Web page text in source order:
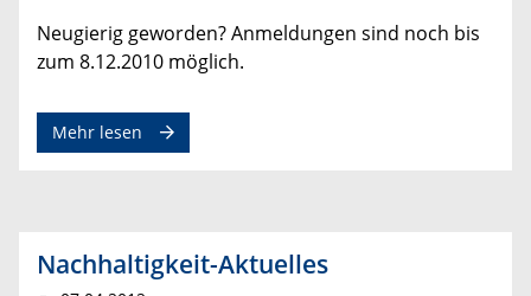
Neugierig geworden? Anmeldungen sind noch bis
zum 8.12.2010 möglich.
Mehr lesen
Nachhaltigkeit-Aktuelles